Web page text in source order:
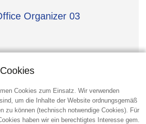
Organizer 03
ab 4,28 €
500 Stk.
Details
Cookies zum Einsatz. Wir verwenden
um die Inhalte der Website ordnungsgemäß
zu können (technisch notwendige Cookies). Für
haben wir ein berechtigtes Interesse gem.